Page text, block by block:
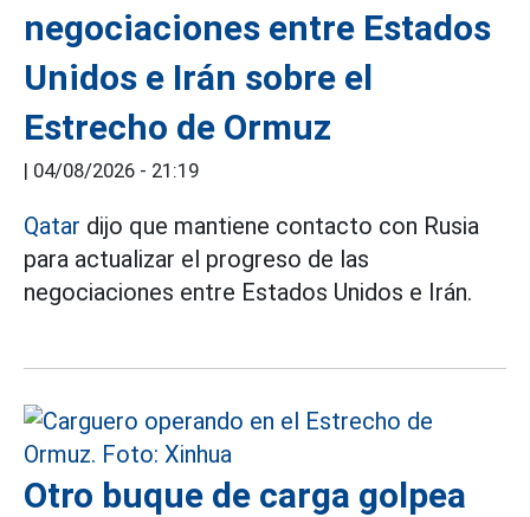
negociaciones entre Estados
Unidos e Irán sobre el
Estrecho de Ormuz
| 04/08/2026 - 21:19
Qatar dijo que mantiene contacto con Rusia
para actualizar el progreso de las
negociaciones entre Estados Unidos e Irán.
Otro buque de carga golpea